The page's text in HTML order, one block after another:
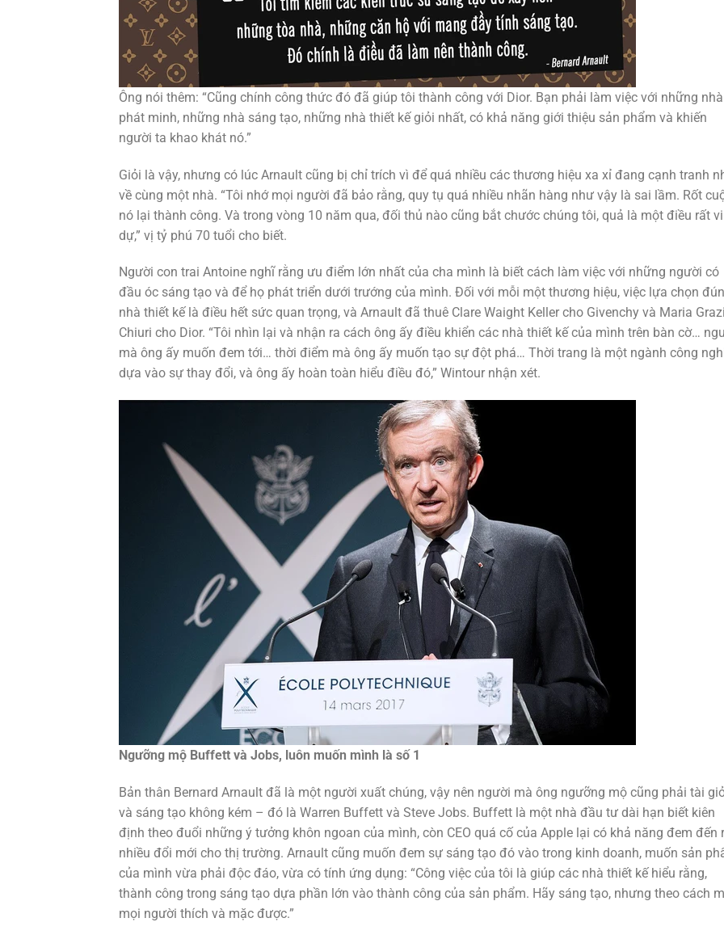
Ông nói thêm: “Cũng chính công thức đó đã giúp tôi thành công với Dior. Bạn phải làm việc với những nhà
phát minh, những nhà sáng tạo, những nhà thiết kế giỏi nhất, có khả năng giới thiệu sản phẩm và khiến
người ta khao khát nó.”
Giỏi là vậy, nhưng có lúc Arnault cũng bị chỉ trích vì để quá nhiều các thương hiệu xa xỉ đang cạnh tranh
về cùng một nhà. “Tôi nhớ mọi người đã bảo rằng, quy tụ quá nhiều nhãn hàng như vậy là sai lầm. Rốt
nó lại thành công. Và trong vòng 10 năm qua, đối thủ nào cũng bắt chước chúng tôi, quả là một điều rất
dự,” vị tỷ phú 70 tuổi cho biết.
Người con trai Antoine nghĩ rằng ưu điểm lớn nhất của cha mình là biết cách làm việc với những người có
đầu óc sáng tạo và để họ phát triển dưới trướng của mình. Đối với mỗi một thương hiệu, việc lựa chọn
nhà thiết kế là điều hết sức quan trọng, và Arnault đã thuê Clare Waight Keller cho Givenchy và Maria
Chiuri cho Dior. “Tôi nhìn lại và nhận ra cách ông ấy điều khiển các nhà thiết kế của mình trên bàn cờ…
mà ông ấy muốn đem tới… thời điểm mà ông ấy muốn tạo sự đột phá… Thời trang là một ngành công
dựa vào sự thay đổi, và ông ấy hoàn toàn hiểu điều đó,” Wintour nhận xét.
Ngưỡng mộ Buffett và Jobs, luôn muốn mình là số 1
Bản thân Bernard Arnault đã là một người xuất chúng, vậy nên người mà ông ngưỡng mộ cũng phải tài
và sáng tạo không kém – đó là Warren Buffett và Steve Jobs. Buffett là một nhà đầu tư dài hạn biết kiên
định theo đuổi những ý tưởng khôn ngoan của mình, còn CEO quá cố của Apple lại có khả năng đem đến
nhiều đổi mới cho thị trường. Arnault cũng muốn đem sự sáng tạo đó vào trong kinh doanh, muốn sản
của mình vừa phải độc đáo, vừa có tính ứng dụng: “Công việc của tôi là giúp các nhà thiết kế hiểu rằng,
thành công trong sáng tạo dựa phần lớn vào thành công của sản phẩm. Hãy sáng tạo, nhưng theo cách
mọi người thích và mặc được.”